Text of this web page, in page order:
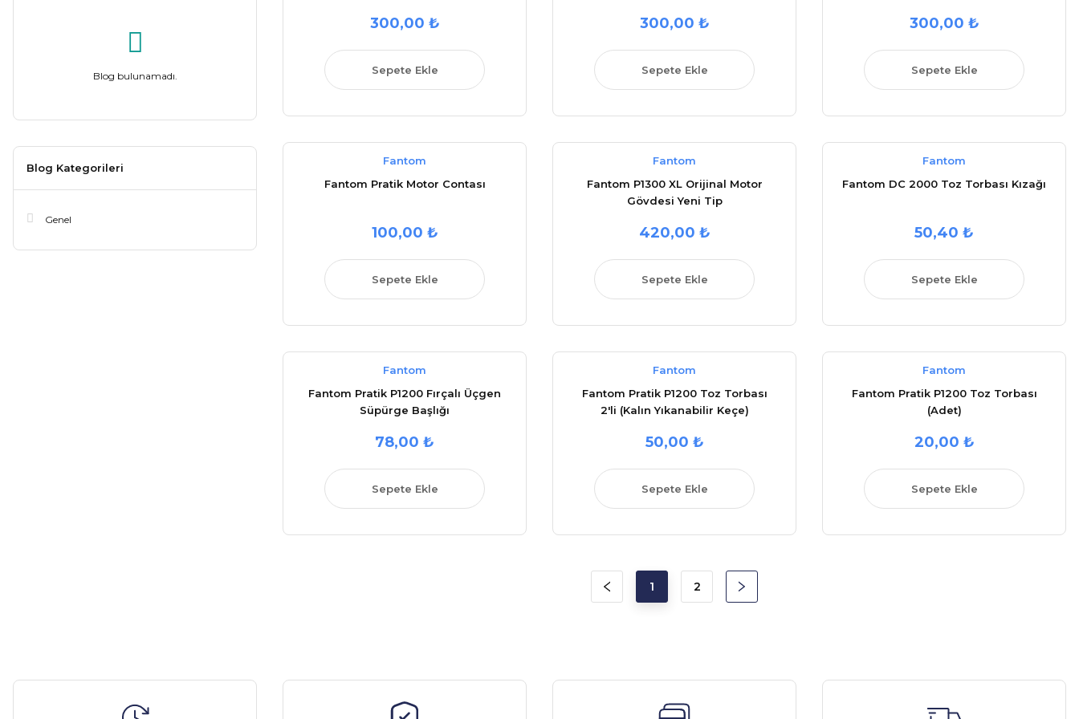
Blog bulunamadı.
Blog Kategorileri
Genel
300,00 ₺
Sepete Ekle
300,00 ₺
Sepete Ekle
300,00 ₺
Sepete Ekle
Fantom
Fantom Pratik Motor Contası
100,00 ₺
Sepete Ekle
Fantom
Fantom P1300 XL Orijinal Motor
Gövdesi Yeni Tip
420,00 ₺
Sepete Ekle
Fantom
Fantom DC 2000 Toz Torbası Kızağı
50,40 ₺
Sepete Ekle
Fantom
Fantom Pratik P1200 Fırçalı Üçgen
Süpürge Başlığı
78,00 ₺
Sepete Ekle
Fantom
Fantom Pratik P1200 Toz Torbası
2'li (Kalın Yıkanabilir Keçe)
50,00 ₺
Sepete Ekle
Fantom
Fantom Pratik P1200 Toz Torbası
(Adet)
20,00 ₺
Sepete Ekle
1 2